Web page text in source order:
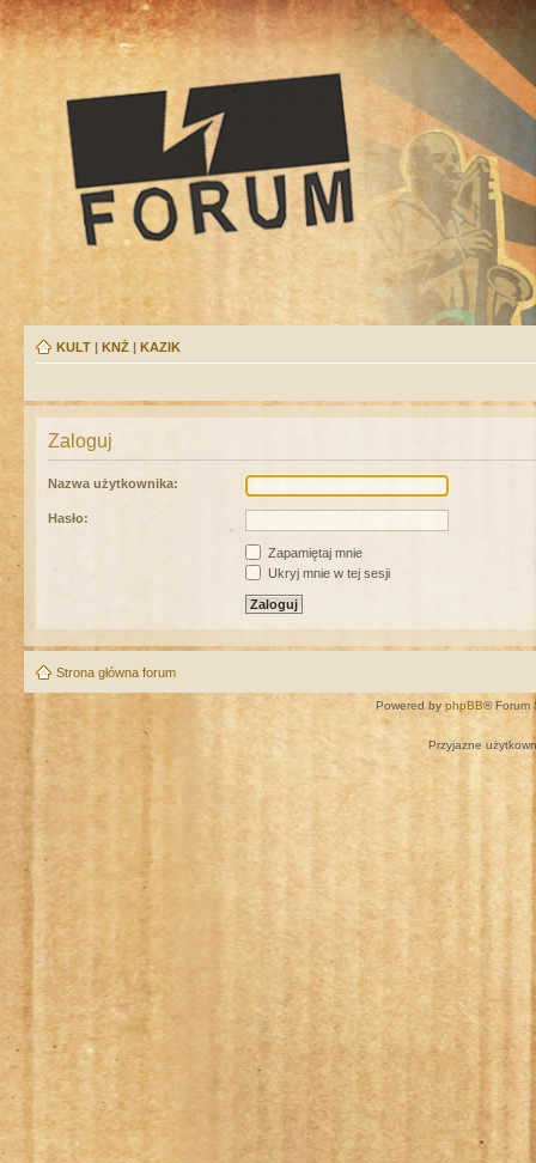
KULT | KNŻ | KAZIK
Zaloguj
Nazwa użytkownika:
Hasło:
Zapamiętaj mnie
Ukryj mnie w tej sesji
Strona główna forum
Powered by phpBB® Forum
Przyjazne